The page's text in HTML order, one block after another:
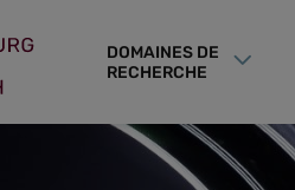
DOMAINES DE
RECHERCHE